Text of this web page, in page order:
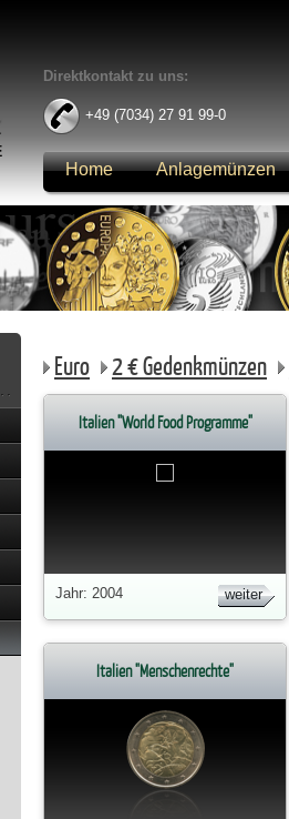
Direktkontakt zu uns:
+49 (7034) 27 91 99-0
Home Anlagemünzen
Anmelden
Euro 2 € Gedenkmünzen
Italien "World Food Programme"
Jahr: 2004 weiter
Italien "Menschenrechte"